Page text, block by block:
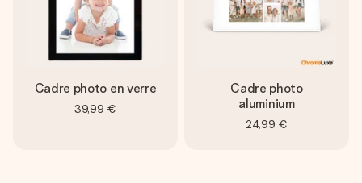
Cadre photo en verre
39,99 €
Cadre photo
aluminium
24,99 €